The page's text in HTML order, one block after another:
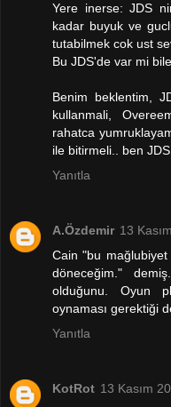
Yere inerse: JDS
kadar buyuk ve
tutabilmek cok ust
Bu JDS'de var mi
Benim beklentim,
kullanmali,
rahatca
ile bitirmeli.. ben
Yanıtla
A.Özdemir 13
Cain "bu mağlubiyet
döneceğim."
olduğunu. Oyun
oynaması gerektiği
Yanıtla
KotRot 13 Kasım